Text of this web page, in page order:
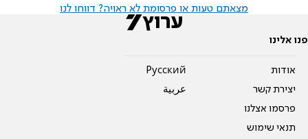
מצאתם טעות או פרסומת לא ראויה? דווחו לנו
פנו אלינו
אודות
יצירת קשר
פרסמו אצלנו
תנאי שימוש
Pусский
عربية